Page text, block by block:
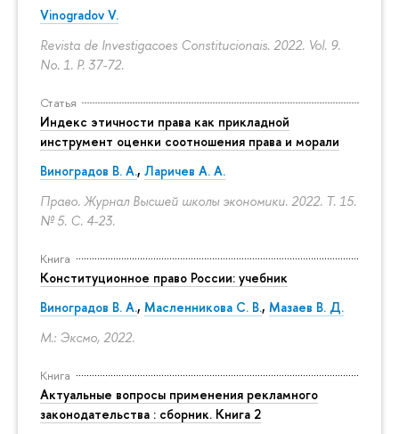
Vinogradov V.
Revista de Investigacoes Constitucionais. 2022. Vol. 9.
No. 1. P. 37-72.
Статья
Индекс этичности права как прикладной
инструмент оценки соотношения права и морали
Виноградов В. А., Ларичев А. А.
Право. Журнал Высшей школы экономики. 2022. Т. 15.
№ 5. С. 4-23.
Книга
Конституционное право России: учебник
Виноградов В. А., Масленникова С. В., Мазаев В. Д.
М.: Эксмо, 2022.
Книга
Актуальные вопросы применения рекламного
законодательства : сборник. Книга 2